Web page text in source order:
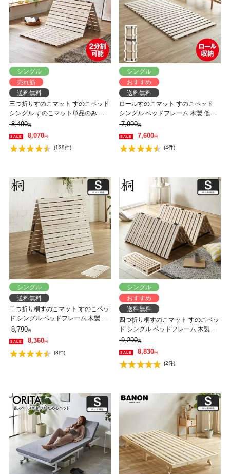
シングル
売れ筋
送料無料
三つ折りすのこマット すのこベッド
シングル すのこマット単品のみ 木
製 桐 二分割可能 完成品 低ホルムア
ルデヒド 布団が干せる
8,490円
8,070円
(139件)
シングル
おすすめ
送料無料
ロールすのこマット すのこベッド
シングル ベッドフレーム 木製 低ホ
ルムアルデヒド 軽量 軽い コンパク
ト すのこマット 桐
7,990円
7,600円
(4件)
シングル
送料無料
二つ折り桐すのこマット すのこベッ
ド シングル ベッドフレーム 木製 低
ホルムアルデヒド 軽量 軽い コンパ
クト すのこマット 桐
8,790円
8,360円
(3件)
シングル
おすすめ
送料無料
四つ折り桐すのこマット すのこベッ
ド シングル ベッドフレーム 木製 低
ホルムアルデヒド 軽量 軽い コンパ
クト すのこマット 桐
9,290円
8,830円
(2件)